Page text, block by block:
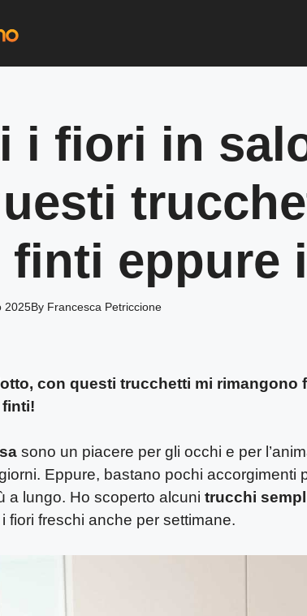
i fiori in
finti eppure
2025By Francesca Petriccione
con questi trucchetti mi rimangono
sono un piacere per gli occhi e per
Eppure, bastano pochi accorgimenti
a lungo. Ho scoperto alcuni trucchi
fiori freschi anche per settimane.